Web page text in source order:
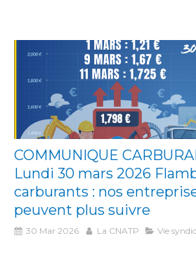
COMMUNIQUE
Lundi 30 mars 2026
carburants : nos
peuvent plus suivre
30 Mar 2026 La CNATP Vie